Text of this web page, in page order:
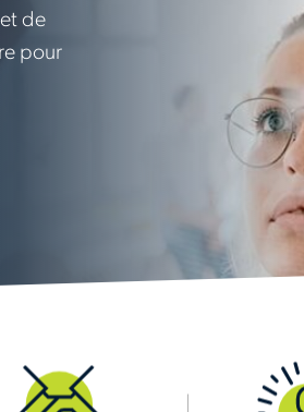
de
pour